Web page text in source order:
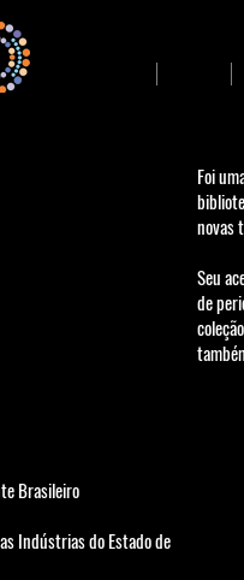
Brasileiro
Indústrias do Estado de
Foi
novas
Seu
de